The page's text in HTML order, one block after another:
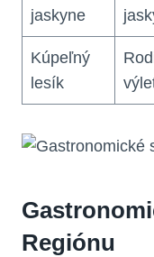
jaskyne
Kúpeľný
lesík
Regiónu